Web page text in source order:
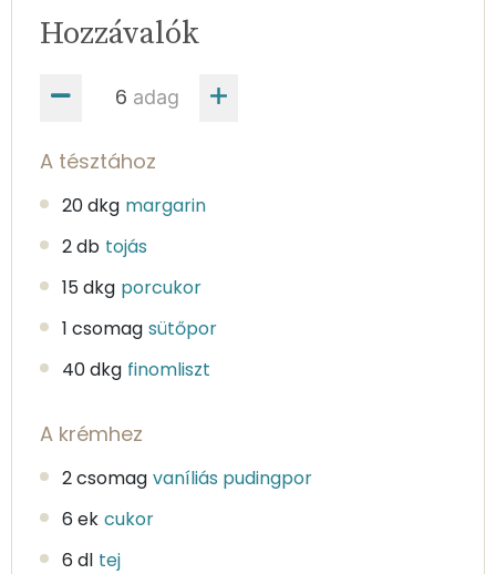
adag
Hozzávalók
A tésztához
20 dkg margarin
2 db tojás
15 dkg porcukor
1 csomag sütőpor
40 dkg finomliszt
A krémhez
2 csomag vaníliás pudingpor
6 ek cukor
6 dl tej